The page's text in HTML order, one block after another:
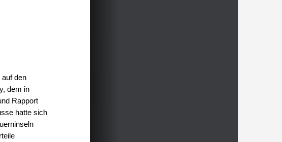
den
dem in
Rapport
hatte sich